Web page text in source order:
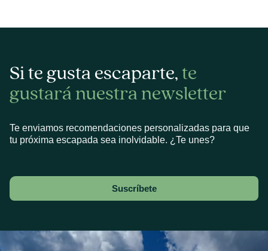
Si te gusta escaparte,te
gustará nuestra newsletter
Te enviamos recomendaciones personalizadas para que
tu próxima escapada sea inolvidable. ¿Te unes?
Suscríbete